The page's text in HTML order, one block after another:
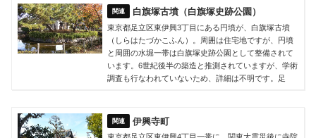
白旗塚古墳（白旗塚史跡公園）
東京都足立区東伊興3丁目にある円墳が、白旗塚古墳
（しらはたづかこふん）。周囲は住宅地ですが、円墳
と周囲の水堀一帯は白旗塚史跡公園として整備されて
います。6世紀後半の築造と推測されていますが、学術
調査も行なわれていないため、詳細は不明です。足
伊興寺町